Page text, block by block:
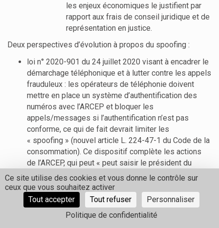
les enjeux économiques le justifient par
rapport aux frais de conseil juridique et de
représentation en justice.
Deux perspectives d’évolution à propos du spoofing :
loi n° 2020-901 du 24 juillet 2020 visant à encadrer le
démarchage téléphonique et à lutter contre les appels
frauduleux : les opérateurs de téléphonie doivent
mettre en place un système d’authentification des
numéros avec l’ARCEP et bloquer les
appels/messages si l’authentification n’est pas
conforme, ce qui de fait devrait limiter les
« spoofing » (nouvel article L. 224-47-1 du Code de la
consommation). Ce dispositif complète les actions
de l’ARCEP, qui peut « peut saisir le président du
tribunal judiciaire de Paris aux fins d’ordonner aux
opérateurs, en référé, le blocage de l’accès aux
numéros et services frauduleux ou abusifs et la
retenue des recettes provenant du raccordement ou
d’autres services » (art. L. 44-3 du Code des postes
Ce site utilise des cookies et vous donne le contrôle sur
ceux que vous souhaitez activer
Tout accepter
Tout refuser
Personnaliser
Politique de confidentialité